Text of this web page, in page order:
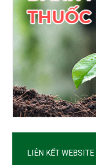
LIÊN KẾT WEBSITE